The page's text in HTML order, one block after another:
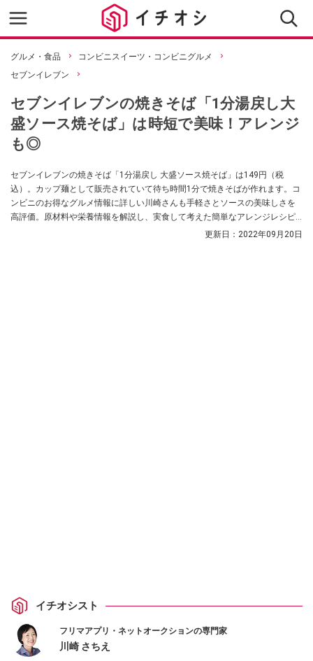
グルメ・食品
コンビニスイーツ・コンビニグルメ
セブンイレブン
セブンイレブンの焼きそば「1分湯戻し大
盛ソース焼そば」は時短で美味！アレンジ
も◎
セブンイレブンの焼きそば「1分湯戻し 大盛ソース焼そば」は149円（税
込）。カップ麺として販売されていて待ち時間1分で焼きそばが作れます。コ
ンビニのお得なグルメ情報に詳しい川崎さんも手軽さとソースの美味しさを
高評価。原材料や栄養情報を解説し、実食して考えた簡単なアレンジレシピ
更新日： 2022年09月20日
イチオシスト
フリマアプリ・ネットオークションの専門家
川崎 さちえ